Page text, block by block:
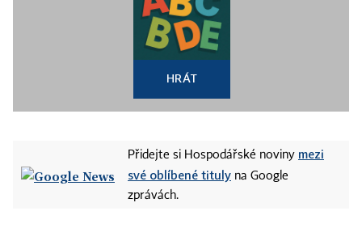
HRÁT
Přidejte si Hospodářské noviny mezi
své oblíbené tituly na Google
zprávách.